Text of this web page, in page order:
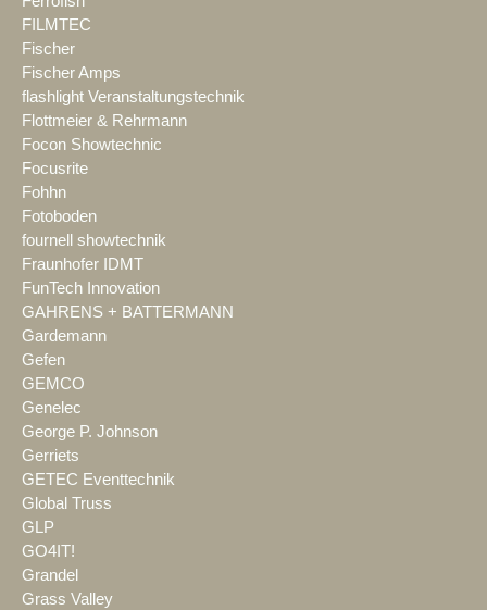
FILMTEC
Fischer
Fischer Amps
flashlight Veranstaltungstechnik
Flottmeier & Rehrmann
Focon Showtechnic
Focusrite
Fohhn
Fotoboden
fournell showtechnik
Fraunhofer IDMT
FunTech Innovation
GAHRENS + BATTERMANN
Gardemann
Gefen
GEMCO
Genelec
George P. Johnson
Gerriets
GETEC Eventtechnik
Global Truss
GLP
GO4IT!
Grandel
Grass Valley